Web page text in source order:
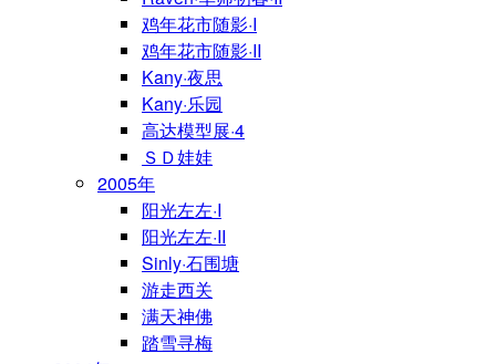
鸡年花市随影·I
鸡年花市随影·II
Kany·夜思
Kany·乐园
高达模型展·4
ＳＤ娃娃
2005年
阳光左左·I
阳光左左·II
Sinly·石围塘
游走西关
满天神佛
踏雪寻梅